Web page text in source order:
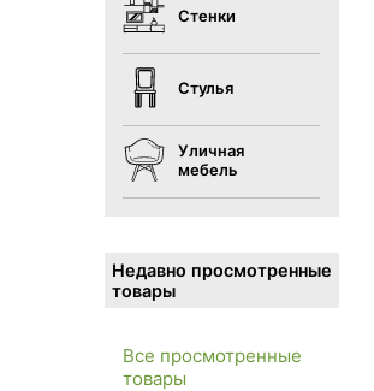
Стенки
Стулья
Уличная
мебель
Недавно просмотренные
товары
Все просмотренные
товары